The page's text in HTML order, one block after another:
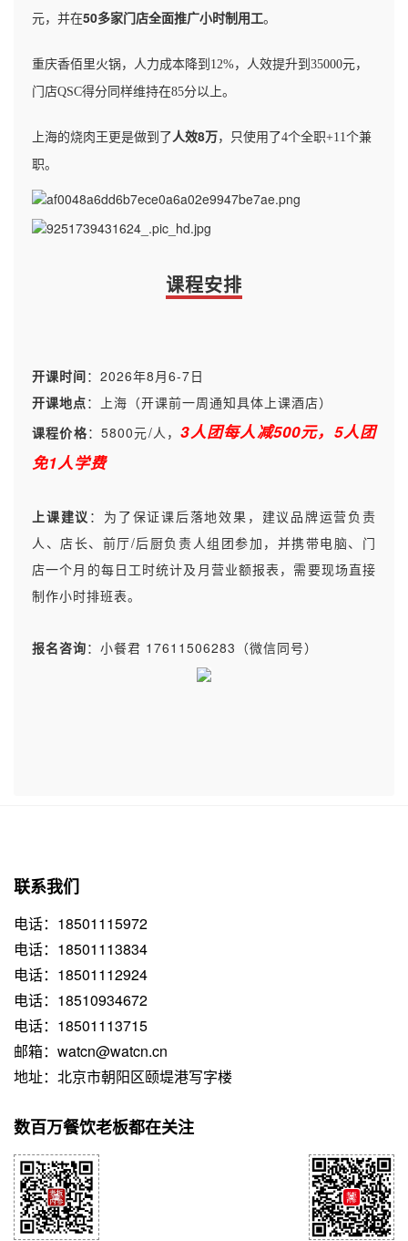
元，并在50多家门店全面推广小时制用工。
重庆香佰里火锅，人力成本降到12%，人效提升到35000元，
门店QSC得分同样维持在85分以上。
上海的烧肉王更是做到了人效8万，只使用了4个全职+11个兼
职。
课程安排
开课时间： 2026年8月6-7日
开课地点：上海 （开课前一周通知具体上课酒店）
课程价格：5800元/人，3人团每人减500元，5人团
免1人学费
上课建议 ： 为了保证课后落地效果，建议品牌运营负责
人、店长、前厅/后厨负责人组团参加，并携带电脑、门
店一个月的每日工时统计及月营业额报表，需要现场直接
制作小时排班表。
报名咨询： 小餐君 17611506283（微信同号）
联系我们
电话：18501115972
电话：18501113834
电话：18501112924
电话：18510934672
电话：18501113715
邮箱：watcn@watcn.cn
地址：北京市朝阳区颐堤港写字楼
数百万餐饮老板都在关注